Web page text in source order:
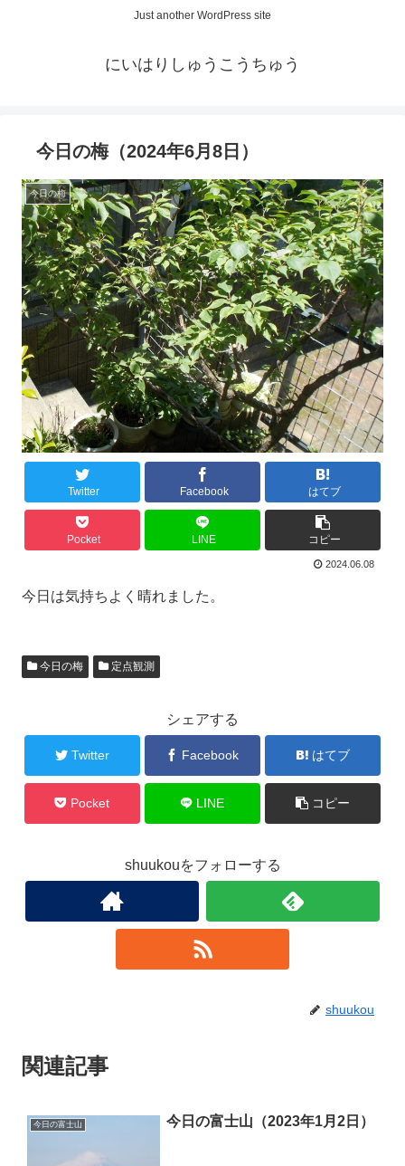
Just another WordPress site
にいはりしゅうこうちゅう
今日の梅（2024年6月8日）
今日の梅
Twitter Facebook はてブ
Pocket LINE コピー
2024.06.08
今日は気持ちよく晴れました。
今日の梅 定点観測
シェアする
Twitter Facebook はてブ
Pocket LINE コピー
shuukouをフォローする
shuukou
関連記事
今日の富士山 今日の富士山（2023年1月2日）